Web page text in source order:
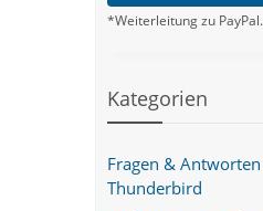
*Weiterleitung zu
Kategorien
Fragen & Antworten
Thunderbird